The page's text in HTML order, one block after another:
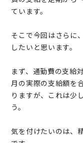
ています。
そこで今回はさらに
したいと思います。
まず、通勤費の支給
月の実際の支給額を
りますが、これは少
う。
気を付けたいのは、